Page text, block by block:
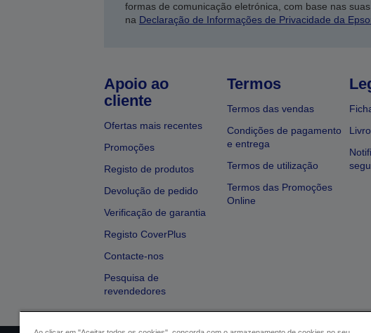
formas de comunicação eletrónica, com base nas
na Declaração de Informações de Privacidade da
Apoio ao
cliente
Ofertas mais recentes
Promoções
Registo de produtos
Devolução de pedido
Verificação de garantia
Registo CoverPlus
Contacte-nos
Pesquisa de
revendedores
Termos
Termos das vendas
Condições de pagamento
e entrega
Termos de utilização
Termos das Promoções
Online